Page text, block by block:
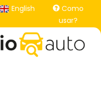
English
Como
usar?